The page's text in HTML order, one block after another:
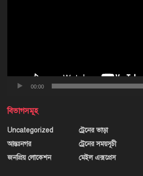
00:00
বিভাগসমূহ
Uncategorized
আন্তঃনগর
জনপ্রিয় লোকেশন
ট্রেনের ভাড়া
ট্রেনের সময়সূচী
মেইল এক্সপ্রেস